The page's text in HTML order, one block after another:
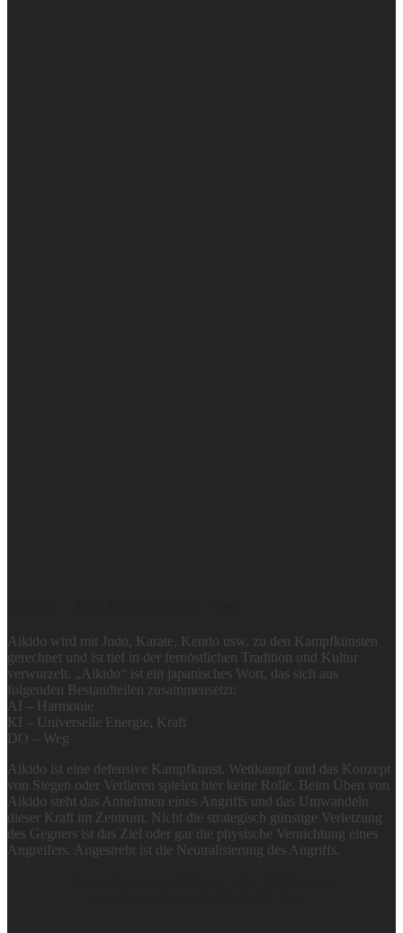
Aikido wird mit Judo, Karate, Kendo usw. zu den Kampfkünsten
gerechnet und ist tief in der fernöstlichen Tradition und Kultur
verwurzelt. „Aikido“ ist ein japanisches Wort, das sich aus
folgenden Bestandteilen zusammensetzt:
AI – Harmonie
KI – Universelle Energie, Kraft
DO – Weg
Aikido ist eine defensive Kampfkunst. Wettkampf und das Konzept
von Siegen oder Verlieren spielen hier keine Rolle. Beim Üben von
Aikido steht das Annehmen eines Angriffs und das Umwandeln
dieser Kraft im Zentrum. Nicht die strategisch günstige Verletzung
des Gegners ist das Ziel oder gar die physische Vernichtung eines
Angreifers. Angestrebt ist die Neutralisierung des Angriffs.